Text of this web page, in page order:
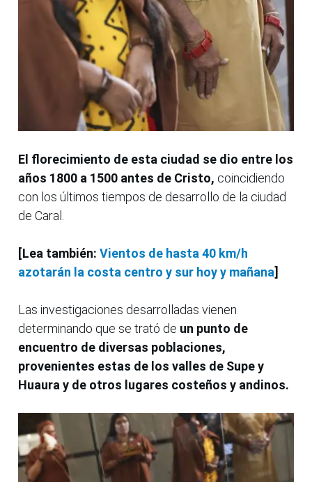
El florecimiento de esta ciudad se dio entre los
años 1800 a 1500 antes de Cristo, coincidiendo
con los últimos tiempos de desarrollo de la ciudad
de Caral.
[Lea también: Vientos de hasta 40 km/h
azotarán la costa centro y sur hoy y mañana]
Las investigaciones desarrolladas vienen
determinando que se trató de un punto de
encuentro de diversas poblaciones,
provenientes estas de los valles de Supe y
Huaura y de otros lugares costeños y andinos.